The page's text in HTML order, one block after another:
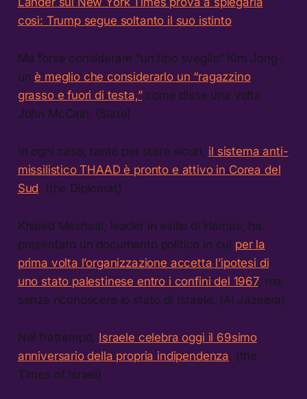
così: Trump segue soltanto il suo istinto.
Ma forse considerare “un tipo sveglio” Kim Jong-
un è meglio che considerarlo un “ragazzino
grasso e fuori di testa,”come disse una volta
John McCain. (Slate)
In ogni caso, tanto per stare sicuri, il sistema anti-
missilistico THAAD è pronto e attivo in Corea del
Sud. (the Diplomat)
Khaled Meshaal, leader in esilio di Hamas, ha
presentato un documento politico in cui per la
prima volta l’organizzazione accetta l’ipotesi di
uno stato palestinese entro i confini del 1967, ma
senza riconoscere lo stato di Israele. (Al Jazeera)
Nel frattempo, Israele celebra oggi il 69simo
anniversario della propria indipendenza. (the
Times of Israel)